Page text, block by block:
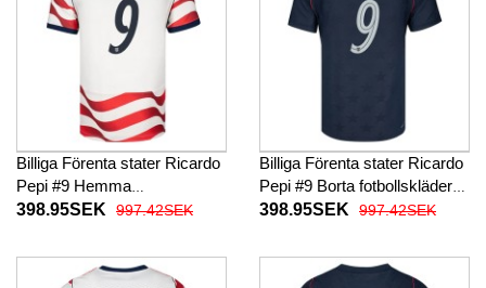
Billiga Förenta stater Ricardo
Pepi #9 Hemma
fotbollskläder VM 2026
398.95SEK 997.42SEK
Billiga Förenta stater Ricardo
Pepi #9 Borta fotbollskläder
VM 2026 Kortärmad
398.95SEK 997.42SEK